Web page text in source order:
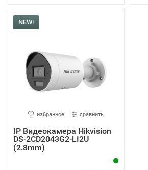
NEW!
избранное сравнить
IP Видеокамера Hikvision
DS-2CD2043G2-LI2U
(2.8mm)